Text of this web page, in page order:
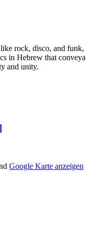
rock, disco, and funk,
in Hebrew that conveya
and unity.
Google Karte anzeigen